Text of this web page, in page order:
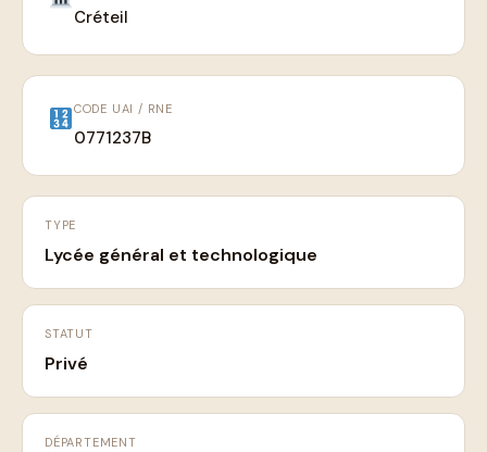
Créteil
CODE UAI / RNE
0771237B
TYPE
Lycée général et technologique
STATUT
Privé
DÉPARTEMENT